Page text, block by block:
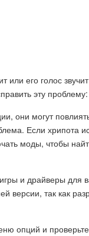
или его голос
эту проблему:
они могут
Если хрипота
моды, чтобы
и драйверы для
так как
опций и